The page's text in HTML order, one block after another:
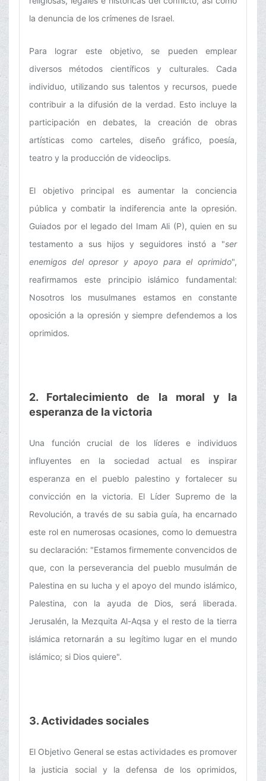
la denuncia de los crímenes de Israel.
Para lograr este objetivo, se pueden emplear
diversos métodos científicos y culturales. Cada
individuo, utilizando sus talentos y recursos, puede
contribuir a la difusión de la verdad. Esto incluye la
participación en debates, la creación de obras
artísticas como carteles, diseño gráfico, poesía,
teatro y la producción de videoclips.
El objetivo principal es aumentar la conciencia
pública y combatir la indiferencia ante la opresión.
Guiados por el legado del Imam Ali (P), quien en su
testamento a sus hijos y seguidores instó a "ser
enemigos del opresor y apoyo para el oprimido",
reafirmamos este principio islámico fundamental:
Nosotros los musulmanes estamos en constante
oposición a la opresión y siempre defendemos a los
oprimidos.
2. Fortalecimiento de la moral y la
esperanza de la victoria
Una función crucial de los líderes e individuos
influyentes en la sociedad actual es inspirar
esperanza en el pueblo palestino y fortalecer su
convicción en la victoria. El Líder Supremo de la
Revolución, a través de su sabia guía, ha encarnado
este rol en numerosas ocasiones, como lo demuestra
su declaración: "Estamos firmemente convencidos de
que, con la perseverancia del pueblo musulmán de
Palestina en su lucha y el apoyo del mundo islámico,
Palestina, con la ayuda de Dios, será liberada.
Jerusalén, la Mezquita Al-Aqsa y el resto de la tierra
islámica retornarán a su legítimo lugar en el mundo
islámico; si Dios quiere".
3. Actividades sociales
El Objetivo General se estas actividades es promover
la justicia social y la defensa de los oprimidos,